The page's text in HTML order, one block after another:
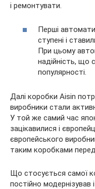
і ремонтувати.
Перші
ступені і
При цьому
надійність, що
популярності.
Далі коробки Aisin
виробники стали
У той же самий час
зацікавилися і
європейського
таким коробками
Що стосується самої
постійно